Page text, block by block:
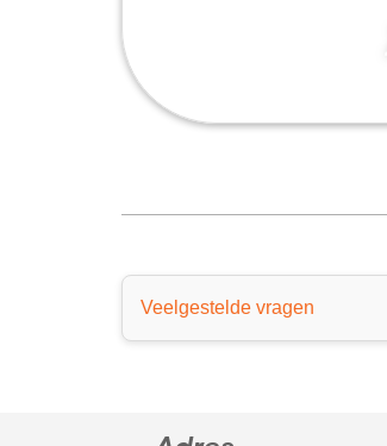
Veelgestelde vragen